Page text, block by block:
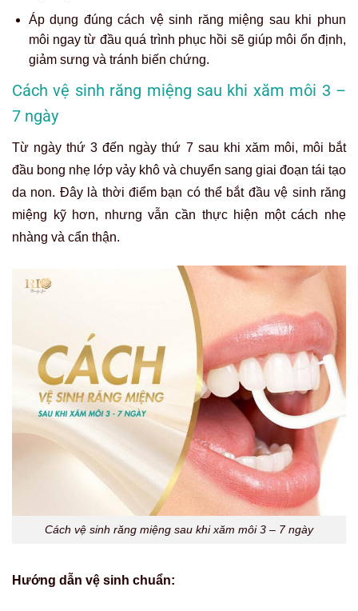
Áp dụng đúng cách vệ sinh răng miệng sau khi phun
môi ngay từ đầu quá trình phục hồi sẽ giúp môi ổn định,
giảm sưng và tránh biến chứng.
Cách vệ sinh răng miệng sau khi xăm môi 3 –
7 ngày
Từ ngày thứ 3 đến ngày thứ 7 sau khi xăm môi, môi bắt
đầu bong nhẹ lớp vảy khô và chuyển sang giai đoạn tái tạo
da non. Đây là thời điểm bạn có thể bắt đầu vệ sinh răng
miệng kỹ hơn, nhưng vẫn cần thực hiện một cách nhẹ
nhàng và cẩn thận.
Cách vệ sinh răng miệng sau khi xăm môi 3 – 7 ngày
Hướng dẫn vệ sinh chuẩn: